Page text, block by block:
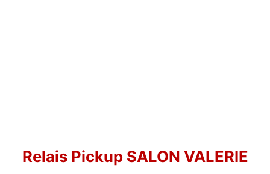
Relais Pickup SALON VALERIE